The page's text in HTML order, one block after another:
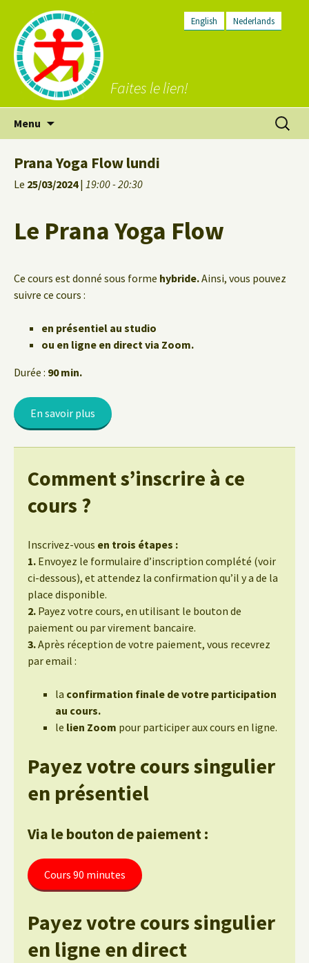
English Nederlands
Faites le lien!
Menu
Prana Yoga Flow lundi
Le 25/03/2024| 19:00 - 20:30
Le Prana Yoga Flow
Ce cours est donné sous forme hybride.Ainsi, vous pouvez
suivre ce cours :
en présentiel au studio
ou en ligne en direct via Zoom.
Durée : 90 min.
En savoir plus
Comment s’inscrire à ce
cours ?
Inscrivez-vous en trois étapes :
1. Envoyez le formulaire d’inscription complété (voir
ci-dessous), et attendez la confirmation qu’il y a de la
place disponible.
2. Payez votre cours, en utilisant le bouton de
paiement ou par virement bancaire.
3.Après réception de votre paiement, vous recevrez
par email :
la confirmation finale de votre participation
au cours.
le lien Zoom pour participer aux cours en ligne.
Payez votre cours singulier
en présentiel
Via le bouton de paiement :
Cours 90 minutes
Payez votre cours singulier
en ligne en direct